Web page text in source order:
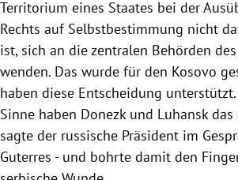
Territorium eines Staates bei der
Rechts auf Selbstbestimmung nicht
ist, sich an die zentralen Behörden
wenden. Das wurde für den Kosovo
haben diese Entscheidung
Sinne haben Donezk und Luhansk das
sagte der russische Präsident im
Guterres - und bohrte damit den